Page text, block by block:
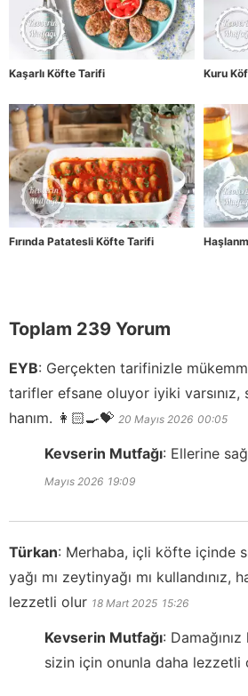
Kaşarlı Köfte Tarifi Kuru
Fırında Patatesli Köfte Tarifi
Toplam 239 Yorum
EYB: Gerçekten tarifinizle
tarifler efsane oluyor iyiki varsınız,
hanım. 👩🏻‍🍳💝 20 Mayıs 2026 00:05
Kevserin Mutfağı: Ellerine
Mayıs 2026 19:09
Türkan: Merhaba, içli köfte içinde
yağı mı zeytinyağı mı kullandınız,
lezzetli olur 18 Mart 2025 15:26
Kevserin Mutfağı:
sizin için onunla daha lezzetli